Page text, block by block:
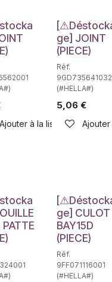
Ajouter à la liste de souhaits
Déstockage
ge] JOINT
(PIECE)
Réf.
9GD735641032
(#HELLA#)
5,06€
Ajouter
PATTE
Déstockage
ge] CULOT
BAY15D
(PIECE)
Réf.
9FF071116001
(#HELLA#)